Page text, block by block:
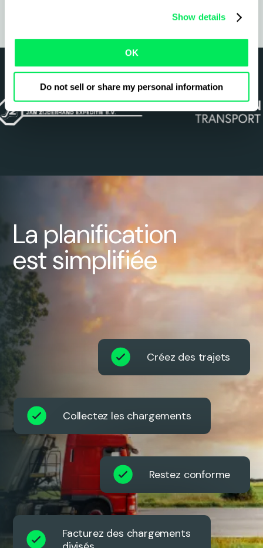
Show details
OK
Do not sell or share my personal information
La planification
est simplifiée
Créez des trajets
Collectez les chargements
Restez conforme
Facturez des chargements